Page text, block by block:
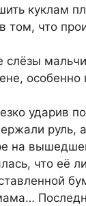
куклам
том, что
слёзы
особенно
ударив
руль,
на
что её